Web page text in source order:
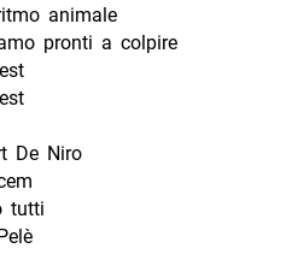
animale
pronti a colpire
De Niro
tutti